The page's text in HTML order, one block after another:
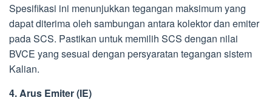
Spesifikasi ini menunjukkan tegangan maksimum yang
dapat diterima oleh sambungan antara kolektor dan emiter
pada SCS. Pastikan untuk memilih SCS dengan nilai
BVCE yang sesuai dengan persyaratan tegangan sistem
Kalian.
4. Arus Emiter (IE)